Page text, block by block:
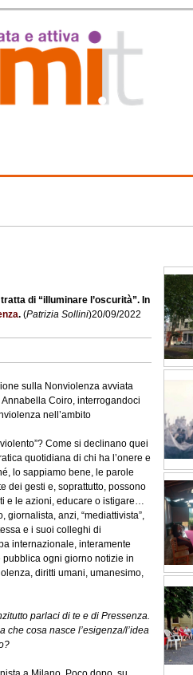
di “illuminare l’oscurità”. In
. (Patrizia Sollini)20/09/2022
sulla Nonviolenza avviata
Coiro, interrogandoci
nell’ambito
Come si declinano quei
quotidiana di chi ha l’onere e
lo sappiamo bene, le parole
dei gesti e, soprattutto, possono
e le azioni, educare o istigare…
giornalista, anzi, “mediattivista”,
e i suoi colleghi di
internazionale, interamente
ogni giorno notizie in
diritti umani, umanesimo,
parlaci di te e di Pressenza.
che cosa nasce l’esigenza/l’idea